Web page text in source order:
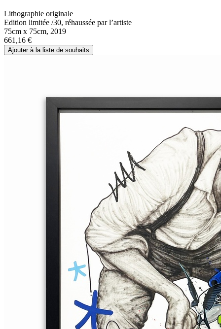
Lithographie originale
Edition limitée /30, réhaussée par l’artiste
75cm x 75cm, 2019
661,16 €
Ajouter à la liste de souhaits